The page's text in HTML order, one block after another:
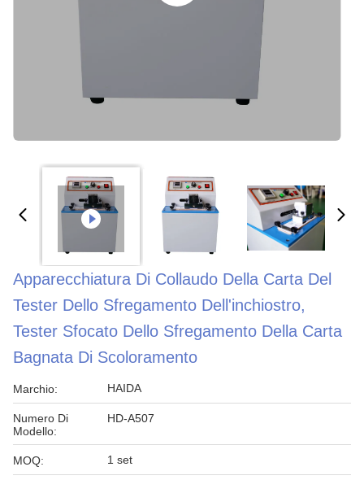
Apparecchiatura Di Collaudo Della Carta Del
Tester Dello Sfregamento Dell'inchiostro,
Tester Sfocato Dello Sfregamento Della Carta
Bagnata Di Scoloramento
Marchio: HAIDA
Numero Di
Modello:
HD-A507
MOQ: 1 set